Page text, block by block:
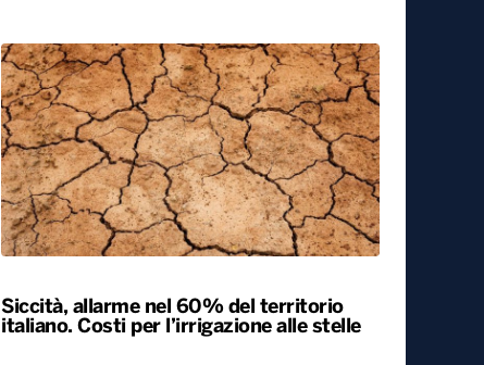
Siccità, allarme nel 60% del territorio
italiano. Costi per l’irrigazione alle stelle